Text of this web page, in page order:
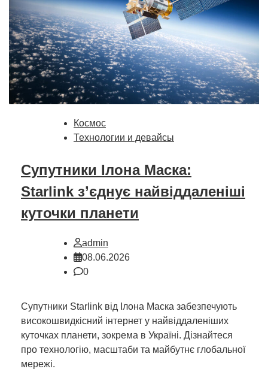
Космос
Технологии и девайсы
Супутники Ілона Маска:
Starlink з’єднує найвіддаленіші
куточки планети
admin
08.06.2026
0
Супутники Starlink від Ілона Маска забезпечують
високошвидкісний інтернет у найвіддаленіших
куточках планети, зокрема в Україні. Дізнайтеся
про технологію, масштаби та майбутнє глобальної
мережі.